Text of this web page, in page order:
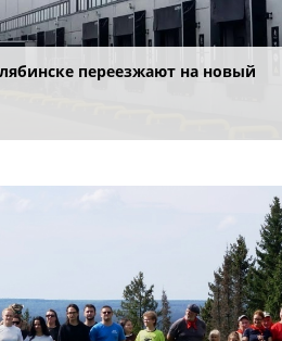
переезжают на новый